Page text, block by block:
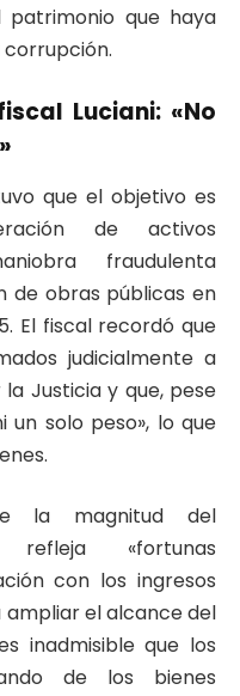
que haya
Luciani: «No
que el objetivo es
de activos
fraudulenta
de obras públicas en
El fiscal recordó que
judicialmente a
Justicia y que, pese
un solo peso», lo que
la magnitud del
refleja «fortunas
con los ingresos
ampliar el alcance del
inadmisible que los
de los bienes